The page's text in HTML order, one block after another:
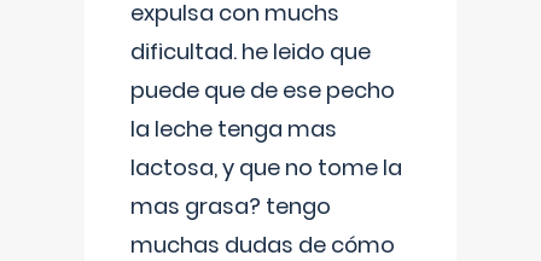
expulsa con muchs
dificultad. he leido que
puede que de ese pecho
la leche tenga mas
lactosa, y que no tome la
mas grasa? tengo
muchas dudas de cómo